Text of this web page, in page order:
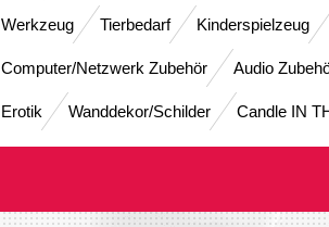
Werkzeug Tierbedarf Kinderspielzeug
Computer/Netzwerk Zubehör Audio
Erotik Wanddekor/Schilder Candle IN